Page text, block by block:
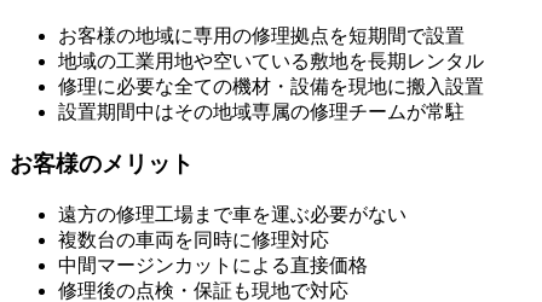
お客様の地域に専用の修理拠点を短期間で設置
地域の工業用地や空いている敷地を長期レンタル
修理に必要な全ての機材・設備を現地に搬入設置
設置期間中はその地域専属の修理チームが常駐
お客様のメリット
遠方の修理工場まで車を運ぶ必要がない
複数台の車両を同時に修理対応
中間マージンカットによる直接価格
修理後の点検・保証も現地で対応